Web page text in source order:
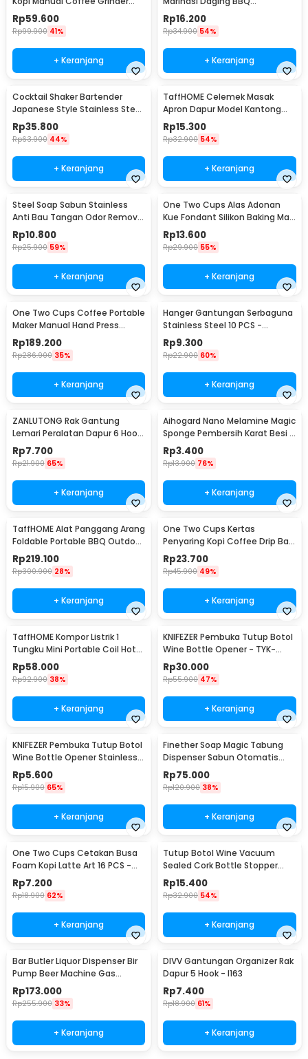
Portable - WFCG9800
Rp59.600
Rp99.900 41%
+ Keranjang
Seasoning Injector - HC117
Rp16.200
Rp34.900 54%
+ Keranjang
Cocktail Shaker Bartender
Japanese Style Stainless Steel
200ml
Rp35.800
Rp63.900 44%
+ Keranjang
TaffHOME Celemek Masak
Apron Dapur Model Kantong
Pola Spatula - JJ41
Rp15.300
Rp32.900 54%
+ Keranjang
Steel Soap Sabun Stainless
Anti Bau Tangan Odor Remove
- HW071
Rp10.800
Rp25.900 59%
+ Keranjang
One Two Cups Alas Adonan
Kue Fondant Silikon Baking Mat
Anti Slip - JJ3873
Rp13.600
Rp29.900 55%
+ Keranjang
One Two Cups Coffee Portable
Maker Manual Hand Press
Espresso 300ml - T35066
Rp189.200
Rp286.900 35%
+ Keranjang
Hanger Gantungan Serbaguna
Stainless Steel 10 PCS -
M127105
Rp9.300
Rp22.900 60%
+ Keranjang
ZANLUTONG Rak Gantung
Lemari Peralatan Dapur 6 Hook
Besi - 2137
Rp7.700
Rp21.900 65%
+ Keranjang
Aihogard Nano Melamine Magic
Sponge Pembersih Karat Besi -
CW62
Rp3.400
Rp13.900 76%
+ Keranjang
TaffHOME Alat Panggang Arang
Foldable Portable BBQ Outdoor
Grill Stove - HWSK77
Rp219.100
Rp300.900 28%
+ Keranjang
One Two Cups Kertas
Penyaring Kopi Coffee Drip Bag
Paper Filter 50PCS - T111
Rp23.700
Rp45.900 49%
+ Keranjang
TaffHOME Kompor Listrik 1
Tungku Mini Portable Coil Hot
Plate 500W - C1-1000-03
Rp58.000
Rp92.900 38%
+ Keranjang
KNIFEZER Pembuka Tutup Botol
Wine Bottle Opener - TYK-
074B
Rp30.000
Rp55.900 47%
+ Keranjang
KNIFEZER Pembuka Tutup Botol
Wine Bottle Opener Stainless
Steel - WS01
Rp5.600
Rp15.900 65%
+ Keranjang
Finether Soap Magic Tabung
Dispenser Sabun Otomatis
400ml - AD-03
Rp75.000
Rp120.900 38%
+ Keranjang
One Two Cups Cetakan Busa
Foam Kopi Latte Art 16 PCS -
JJYE01
Rp7.200
Rp18.900 62%
+ Keranjang
Tutup Botol Wine Vacuum
Sealed Cork Bottle Stopper
Stainless Steel - G94529
Rp15.400
Rp32.900 54%
+ Keranjang
Bar Butler Liquor Dispenser Bir
Pump Beer Machine Gas
Station 900ml - P-36
Rp173.000
Rp255.900 33%
+ Keranjang
DIVV Gantungan Organizer Rak
Dapur 5 Hook - I163
Rp7.400
Rp18.900 61%
+ Keranjang